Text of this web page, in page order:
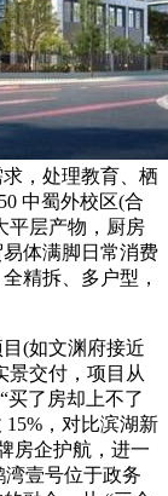
，处理教育、栖
中蜀外校区(合
平层产物，厨房
体满脚日常消费
精拆、多户型，
(如文渊府接近
景交付，项目从
买了房却上不了
，对比滨湖新
房企护航，进一
湾壹号位于政务